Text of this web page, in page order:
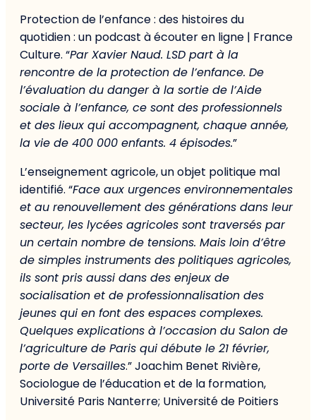
Protection de l’enfance : des histoires du
quotidien : un podcast à écouter en ligne | France
Culture. “Par Xavier Naud. LSD part à la
rencontre de la protection de l’enfance. De
l’évaluation du danger à la sortie de l’Aide
sociale à l’enfance, ce sont des professionnels
et des lieux qui accompagnent, chaque année,
la vie de 400 000 enfants. 4 épisodes.”
L’enseignement agricole, un objet politique mal
identifié. “Face aux urgences environnementales
et au renouvellement des générations dans leur
secteur, les lycées agricoles sont traversés par
un certain nombre de tensions. Mais loin d’être
de simples instruments des politiques agricoles,
ils sont pris aussi dans des enjeux de
socialisation et de professionnalisation des
jeunes qui en font des espaces complexes.
Quelques explications à l’occasion du Salon de
l’agriculture de Paris qui débute le 21 février,
porte de Versailles.” Joachim Benet Rivière,
Sociologue de l’éducation et de la formation,
Université Paris Nanterre; Université de Poitiers